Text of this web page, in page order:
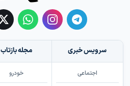
سرویس خبری
اجتماعی
مجله بازتاب
خودرو